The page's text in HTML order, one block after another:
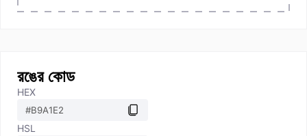
রঙের কোড
HEX
HSL